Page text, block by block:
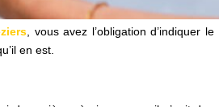
, vous avez l’obligation d’indiquer
en est.